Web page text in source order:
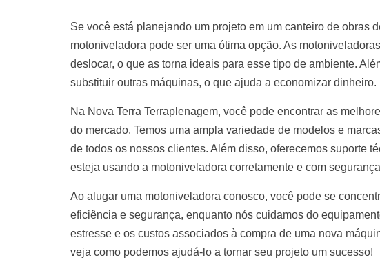
Se você está planejando um projeto em um canteiro de obras
motoniveladora pode ser uma ótima opção. As
deslocar, o que as torna ideais para esse tipo de ambiente.
substituir outras máquinas, o que ajuda a economizar dinheiro.
Na Nova Terra Terraplenagem, você pode encontrar as
do mercado. Temos uma ampla variedade de modelos e
de todos os nossos clientes. Além disso, oferecemos suporte
esteja usando a motoniveladora corretamente e com
Ao alugar uma motoniveladora conosco, você pode se
eficiência e segurança, enquanto nós cuidamos do
estresse e os custos associados à compra de uma nova
veja como podemos ajudá-lo a tornar seu projeto um sucesso!